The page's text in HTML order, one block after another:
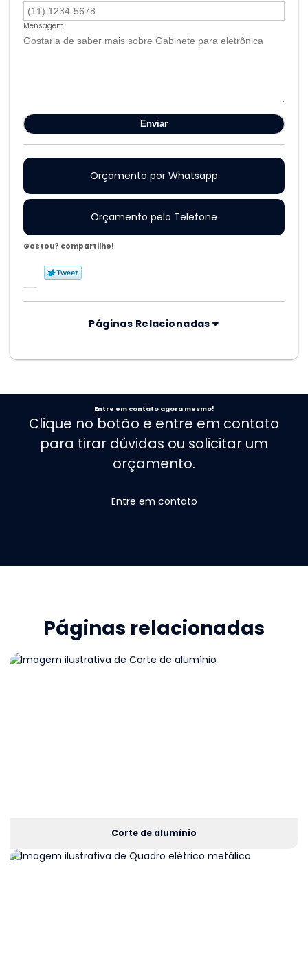
Mensagem
Orçamento por Whatsapp
Orçamento pelo Telefone
Gostou? compartilhe!
Páginas Relacionadas
Entre em contato agora mesmo!
Clique no botão e entre em contato
para tirar dúvidas ou solicitar um
orçamento.
Entre em contato
Páginas relacionadas
Corte de alumínio